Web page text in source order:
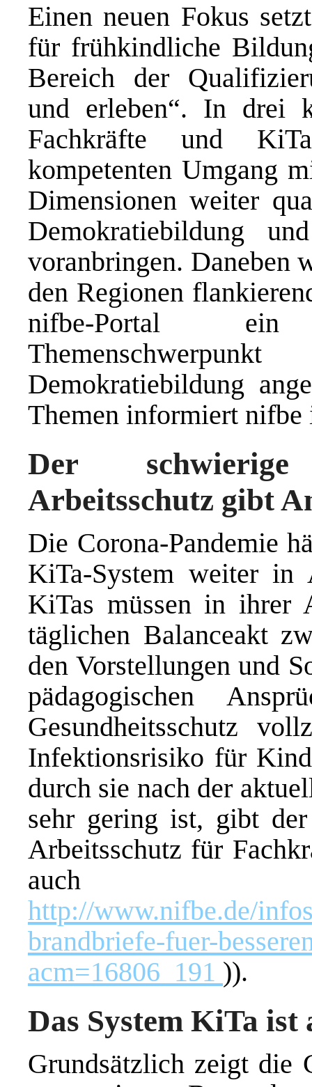
Einen neuen Fokus
für frühkindliche
Bereich der
und erleben“. In drei
Fachkräfte und
kompetenten Umgang
Dimensionen weiter
Demokratiebildung
voranbringen. Daneben
den Regionen
nifbe-Portal
Demokratiebildung
Themen informiert
Der
Arbeitsschutz gibt
Die Corona-Pandemie
KiTa-System weiter
KiTas müssen in ihrer
täglichen Balanceakt
den Vorstellungen und
pädagogischen
Gesundheitsschutz
Infektionsrisiko für
durch sie nach der
sehr gering ist, gibt
Arbeitsschutz für
http://www.nifbe.de/
brandbriefe-fuer-
acm=16806_191 )).
Das System KiTa
Grundsätzlich zeigt die